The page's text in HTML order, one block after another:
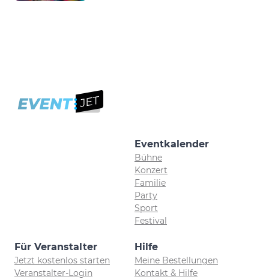
Eventkalender
Bühne
Konzert
Familie
Party
Sport
Festival
Für Veranstalter
Jetzt kostenlos starten
Veranstalter-Login
Hilfe
Meine Bestellungen
Kontakt & Hilfe